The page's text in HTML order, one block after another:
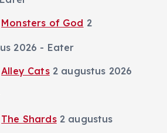
Monsters of God 2
2026 - Eater
Alley Cats 2 augustus 2026
The Shards 2 augustus